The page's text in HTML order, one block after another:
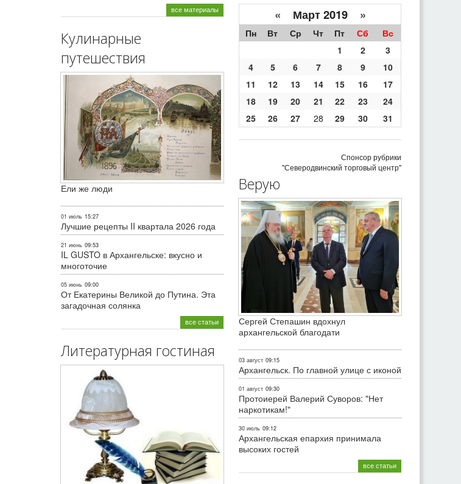
все материалы
Кулинарные
путешествия
Ели же люди
01 июль 15:27
Лучшие рецепты II квартала 2026 года
21 июнь 09:53
IL GUSTO в Архангельске: вкусно и
многоточие
05 июнь 09:00
От Екатерины Великой до Путина. Эта
загадочная солянка
все статьи
Литературная гостиная
« Март 2019 »
Пн Вт Ср Чт Пт Сб
Вс
1
2
3
4
5 6 7 8 9
10
11
12 13 14 15 16
17
18
19 20 21 22 23
24
25
26 27 28 29 30 31
Спонсор рубрики
"Северодвинский торговый центр"
Верую
Сергей Степашин вдохнул
архангельской благодати
03 август 09:15
Архангельск. По главной улице с иконой
01 август 09:30
Протоиерей Валерий Суворов: "Нет
наркотикам!"
30 июль 09:12
Архангельская епархия принимала
высоких гостей
все статьи